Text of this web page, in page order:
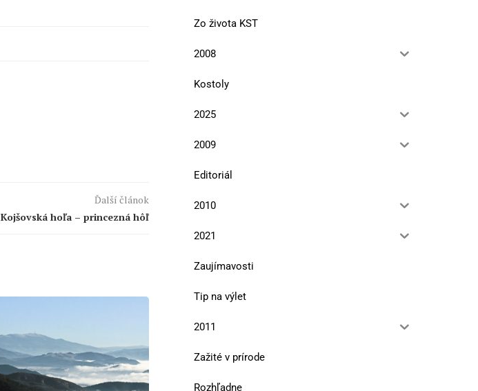
Ďalší článok
Kojšovská hoľa – princezná hôľ
Zo života KST
2008
Kostoly
2025
2009
Editoriál
2010
2021
Zaujímavosti
Tip na výlet
2011
Zažité v prírode
Rozhľadne